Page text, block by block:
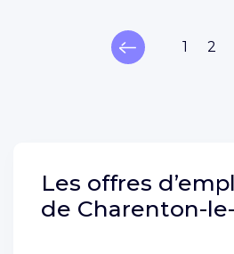
1 2
Les offres
de Charenton-